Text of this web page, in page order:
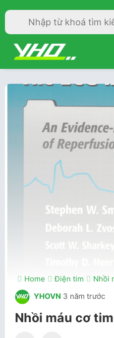
Home Điện tim
Nhồi
YHOVN 3 năm trước
Nhồi máu cơ